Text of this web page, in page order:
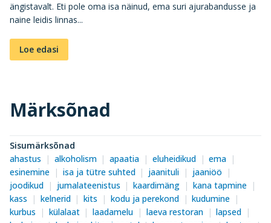
ängistavalt. Eti pole oma isa näinud, ema suri ajurabandusse ja
naine leidis linnas...
Loe edasi
Märksõnad
Sisumärksõnad
ahastus
alkoholism apaatia eluheidikud
ema
esinemine
isa ja tütre suhted jaanituli
jaaniöö
joodikud
jumalateenistus kaardimäng
kana tapmine
kass
kelnerid kits kodu ja perekond
kudumine
kurbus
külalaat laadamelu laeva restoran
lapsed